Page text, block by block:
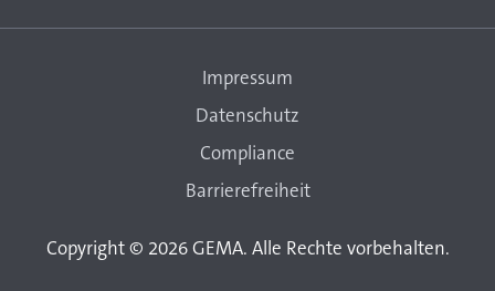
Copyright © 2026 GEMA. Alle Rechte vorbehalten.
Impressum
Datenschutz
Compliance
Barrierefreiheit